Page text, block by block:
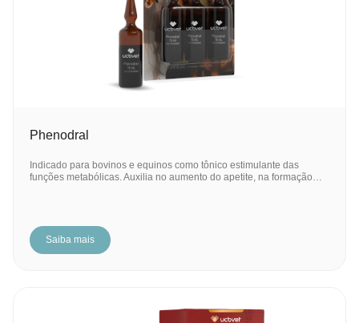
Phenodral
Indicado para bovinos e equinos como tônico estimulante das
funções metabólicas. Auxilia no aumento do apetite, na formação…
Saiba mais